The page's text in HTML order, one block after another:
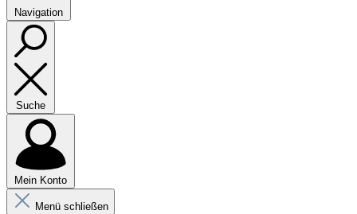
Navigation
Suche
Mein Konto
Menü schließen